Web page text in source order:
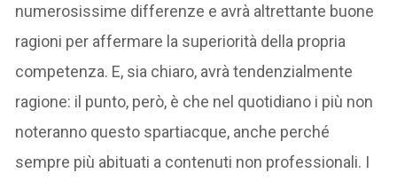
numerosissime differenze e avrà altrettante buone
ragioni per affermare la superiorità della propria
competenza. E, sia chiaro, avrà tendenzialmente
ragione: il punto, però, è che nel quotidiano i più non
noteranno questo spartiacque, anche perché
sempre più abituati a contenuti non professionali. I